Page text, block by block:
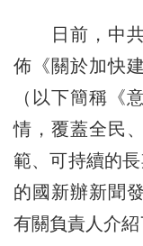
日前，中共
佈《關於加快
（以下簡稱《
情，覆蓋全民
範、可持續的
的國新辦新聞
有關負責人介紹